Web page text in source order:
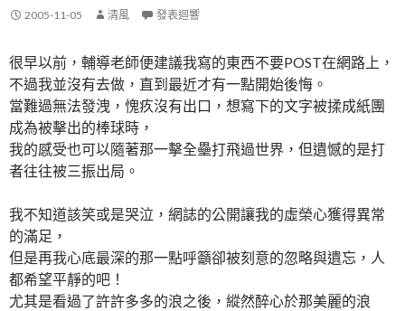
2005-11-05 清風 發表迴響
很早以前，輔導老師便建議我寫的東西不要POST在網路上，
不過我並沒有去做，直到最近才有一點開始後悔。
當難過無法發洩，愧疚沒有出口，想寫下的文字被揉成紙團
成為被擊出的棒球時，
我的感受也可以隨著那一擊全壘打飛過世界，但遺憾的是打
者往往被三振出局。
我不知道該笑或是哭泣，網誌的公開讓我的虛榮心獲得異常
的滿足，
但是再我心底最深的那一點呼籲卻被刻意的忽略與遺忘，人
都希望平靜的吧！
尤其是看過了許許多多的浪之後，縱然醉心於那美麗的浪